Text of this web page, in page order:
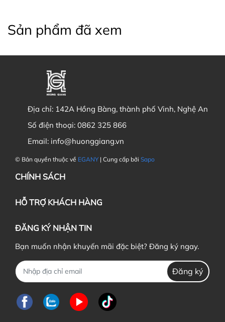
Sản phẩm đã xem
Địa chỉ: 142A Hồng Bàng, thành phố Vinh, Nghệ An
Số điện thoại: 0862 325 866
Email: info@huonggiang.vn
© Bản quyền thuộc về EGANY | Cung cấp bởi Sapo
CHÍNH SÁCH
HỖ TRỢ KHÁCH HÀNG
ĐĂNG KÝ NHẬN TIN
Bạn muốn nhận khuyến mãi đặc biệt? Đăng ký ngay.
Đăng ký